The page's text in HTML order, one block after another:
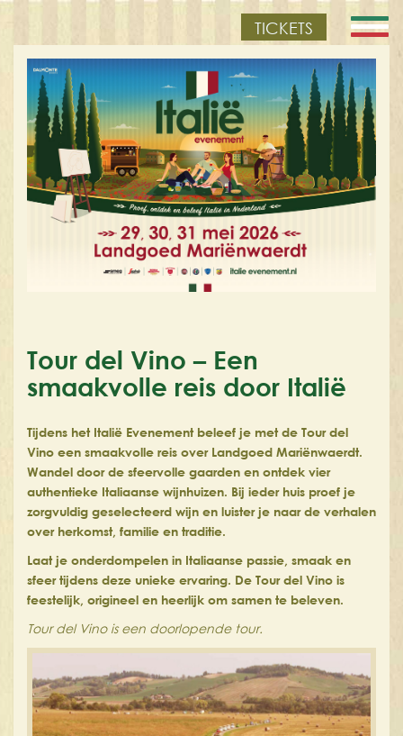
TICKETS
Tour del Vino – Een
smaakvolle reis door Italië
Tijdens het Italië Evenement beleef je met de Tour del
Vino een smaakvolle reis over Landgoed Mariënwaerdt.
Wandel door de sfeervolle gaarden en ontdek vier
authentieke Italiaanse wijnhuizen. Bij ieder huis proef je
zorgvuldig geselecteerd wijn en luister je naar de verhalen
over herkomst, familie en traditie.
Laat je onderdompelen in Italiaanse passie, smaak en
sfeer tijdens deze unieke ervaring. De Tour del Vino is
feestelijk, origineel en heerlijk om samen te beleven.
Tour del Vino is een doorlopende tour.